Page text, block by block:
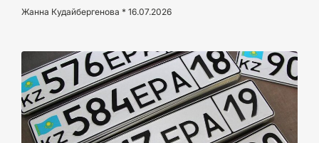
Жанна Кудайбергенова 16.07.2026